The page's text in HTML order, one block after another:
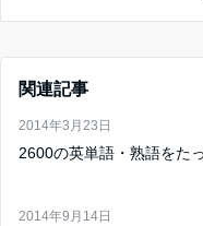
関連記事
2014年3月23日
2600の英単語・熟語をた
2014年9月14日